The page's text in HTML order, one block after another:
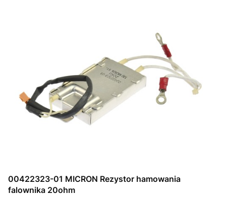
00422323-01 MICRON Rezystor hamowania
falownika 20ohm